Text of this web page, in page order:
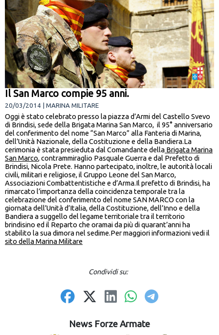
Il San Marco compie 95 anni.
20/03/2014 | MARINA MILITARE
Oggi è stato celebrato presso la piazza d’Armi del Castello Svevo
di Brindisi, sede della Brigata Marina San Marco, il 95° anniversario
del conferimento del nome “San Marco” alla Fanteria di Marina,
dell’Unità Nazionale, della Costituzione e della Bandiera.La
cerimonia è stata presieduta dal Comandante della Brigata Marina
San Marco, contrammiraglio Pasquale Guerra e dal Prefetto di
Brindisi, Nicola Prete. Hanno partecipato, inoltre, le autorità locali
civili, militari e religiose, il Gruppo Leone del San Marco,
Associazioni Combattentistiche e d’Arma.Il prefetto di Brindisi, ha
rimarcato l’importanza della coincidenza temporale tra la
celebrazione del conferimento del nome SAN MARCO con la
giornata dell’Unità d’Italia, della Costituzione, dell’Inno e della
Bandiera a suggello del legame territoriale tra il territorio
brindisino ed il Reparto che oramai da più di quarant’anni ha
stabilito la sua dimora nel sedime.Per maggiori informazioni vedi il
sito della Marina Militare
Condividi su:
News Forze Armate